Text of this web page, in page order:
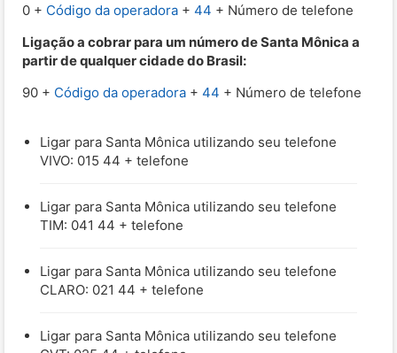
0 + Código da operadora + 44 + Número de telefone
Ligação a cobrar para um número de Santa Mônica a
partir de qualquer cidade do Brasil:
90 + Código da operadora + 44 + Número de telefone
Ligar para Santa Mônica utilizando seu telefone
VIVO: 015 44 + telefone
Ligar para Santa Mônica utilizando seu telefone
TIM: 041 44 + telefone
Ligar para Santa Mônica utilizando seu telefone
CLARO: 021 44 + telefone
Ligar para Santa Mônica utilizando seu telefone